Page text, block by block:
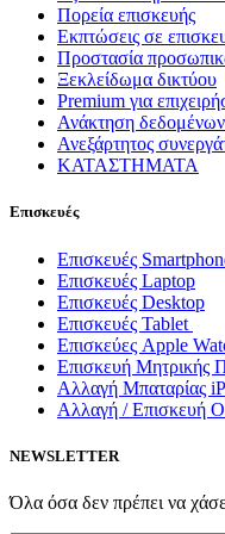
Πορεία επισκευής
Εκπτώσεις σε
Προστασία
Ξεκλείδωμα δικτύου
Premium για
Ανάκτηση
Ανεξάρτητος
ΚΑΤΑΣΤΗΜΑΤΑ
Επισκευές
Επισκευές
Επισκευές Laptop
Επισκευές Desktop
Επισκευές Tablet
Επισκεύες Apple
Επισκευή Μητρικής
Αλλαγή Μπαταρίας
Αλλαγή / Επισκευή
NEWSLETTER
Όλα όσα δεν πρέπει να